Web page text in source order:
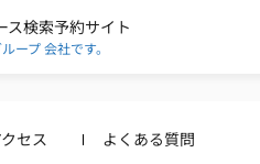
ス検索予約サイト
ープ会社です。
セス よくある質問